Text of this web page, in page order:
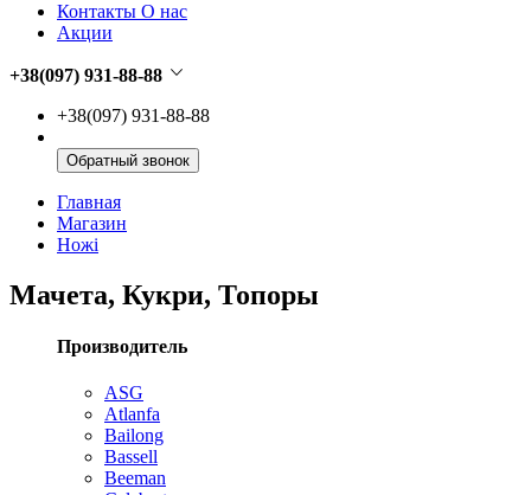
Контакты О нас
Акции
+38(097) 931-88-88
+38(097) 931-88-88
Обратный звонок
Главная
Магазин
Ножі
Мачета, Кукри, Топоры
Производитель
ASG
Atlanfa
Bailong
Bassell
Beeman